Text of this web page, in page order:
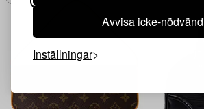
Avvisa icke-
Inställningar